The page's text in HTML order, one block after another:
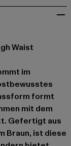
Waist
im
formt
mit dem
Gefertigt aus
Braun, ist diese